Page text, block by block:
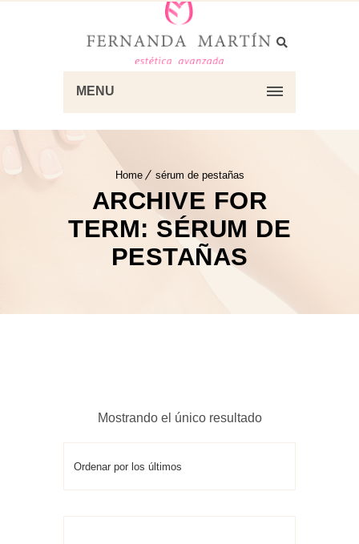
MENU
Home sérum de pestañas
ARCHIVE FOR
TERM: SÉRUM DE
PESTAÑAS
Mostrando el único resultado